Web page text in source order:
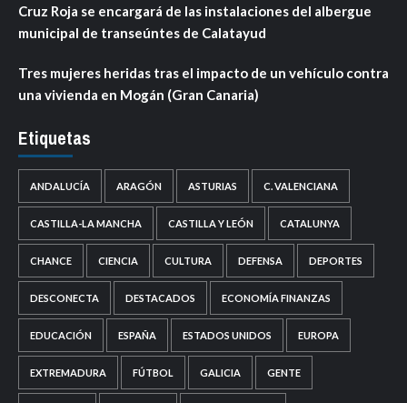
Cruz Roja se encargará de las instalaciones del albergue
municipal de transeúntes de Calatayud
Tres mujeres heridas tras el impacto de un vehículo contra
una vivienda en Mogán (Gran Canaria)
Etiquetas
ANDALUCÍA ARAGÓN ASTURIAS C. VALENCIANA
CASTILLA-LA MANCHA CASTILLA Y LEÓN CATALUNYA
CHANCE CIENCIA CULTURA DEFENSA DEPORTES
DESCONECTA DESTACADOS ECONOMÍA FINANZAS
EDUCACIÓN ESPAÑA ESTADOS UNIDOS EUROPA
EXTREMADURA FÚTBOL GALICIA GENTE